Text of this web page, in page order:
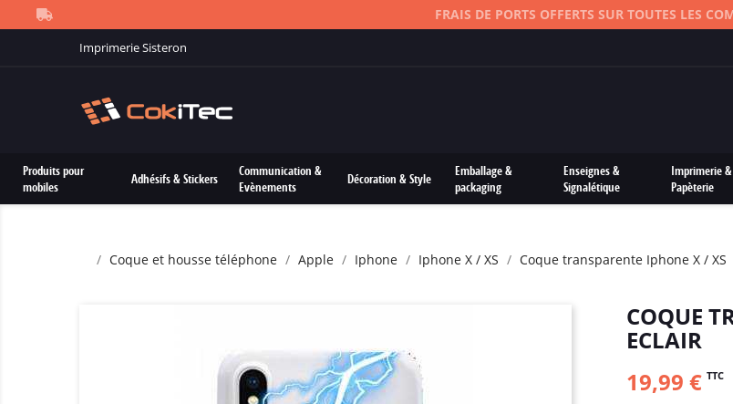
FRAIS DE PORTS OFFERTS SUR TOUTES LES
Imprimerie Sisteron
Produits pour
mobiles
Adhésifs & Stickers
Communication &
Evènements
Décoration & Style
Emballage &
packaging
Enseignes &
Signalétique
Imprimerie &
Papèterie
Coque et housse téléphone Apple Iphone Iphone X / XS Coque transparente Iphone X / XS
COQUE
ECLAIR
19,99 € TTC